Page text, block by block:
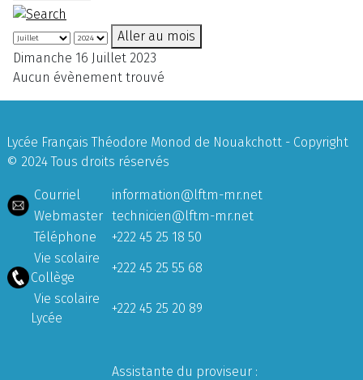
Aller au mois
Dimanche 16 Juillet 2023
Aucun évènement trouvé
Lycée Français Théodore Monod de Nouakchott - Copyright
© 2024 Tous droits réservés
Courriel
information@lftm-mr.net
Webmaster technicien@lftm-mr.net
Téléphone
+222 45 25 18 50
Vie scolaire
Collège
+222 45 25 55 68
Vie scolaire
Lycée
+222 45 25 20 89
Assistante du proviseur :